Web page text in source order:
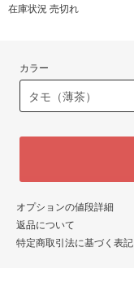
在庫状況 売切れ
カラー
オプションの値段詳細
返品について
特定商取引法に基づく表記